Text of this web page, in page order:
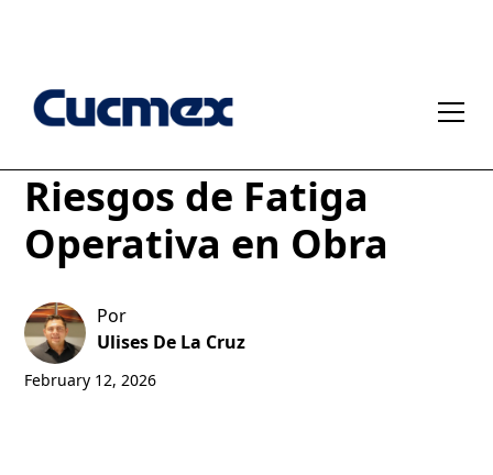
Riesgos de Fatiga
Operativa en Obra
Por
Ulises De La Cruz
February 12, 2026